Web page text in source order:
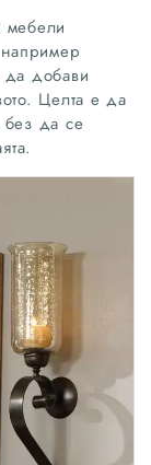
мебели
да добави
Целта е да
без да се